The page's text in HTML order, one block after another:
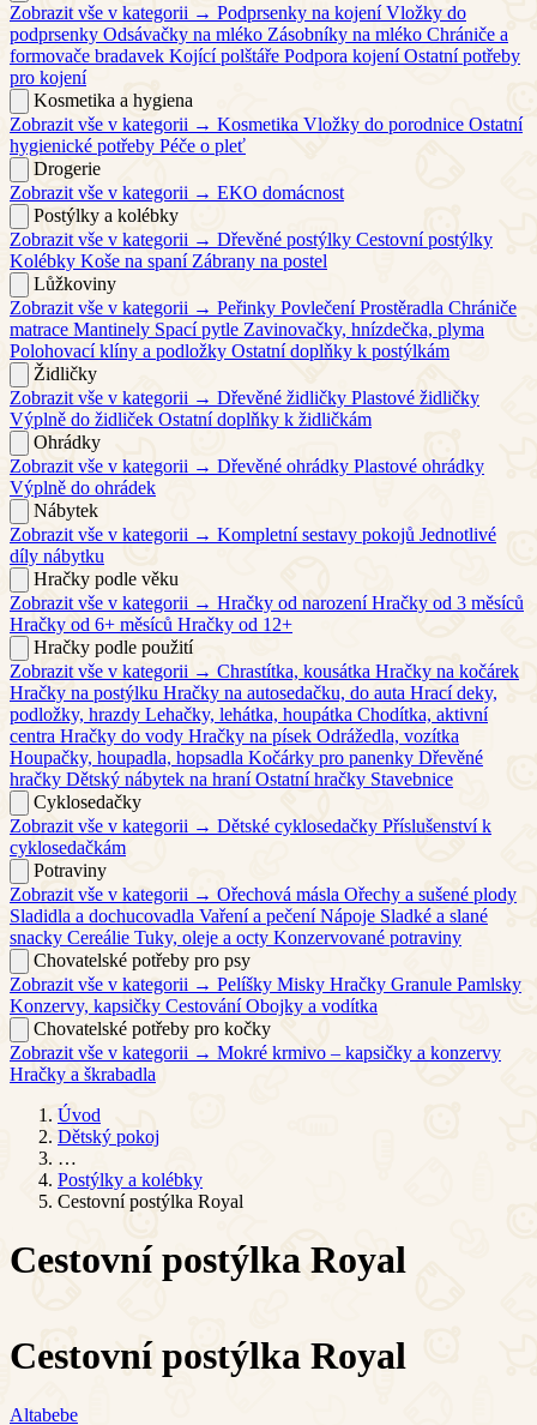
Zobrazit vše v kategorii → Podprsenky na kojení Vložky do
podprsenky Odsávačky na mléko Zásobníky na mléko Chrániče a
formovače bradavek Kojící polštáře Podpora kojení Ostatní potřeby
pro kojení
Kosmetika a hygiena
Zobrazit vše v kategorii → Kosmetika Vložky do porodnice Ostatní
hygienické potřeby Péče o pleť
Drogerie
Zobrazit vše v kategorii → EKO domácnost
Postýlky a kolébky
Zobrazit vše v kategorii → Dřevěné postýlky Cestovní postýlky
Kolébky Koše na spaní Zábrany na postel
Lůžkoviny
Zobrazit vše v kategorii → Peřinky Povlečení Prostěradla Chrániče
matrace Mantinely Spací pytle Zavinovačky, hnízdečka, plyma
Polohovací klíny a podložky Ostatní doplňky k postýlkám
Židličky
Zobrazit vše v kategorii → Dřevěné židličky Plastové židličky
Výplně do židliček Ostatní doplňky k židličkám
Ohrádky
Zobrazit vše v kategorii → Dřevěné ohrádky Plastové ohrádky
Výplně do ohrádek
Nábytek
Zobrazit vše v kategorii → Kompletní sestavy pokojů Jednotlivé
díly nábytku
Hračky podle věku
Zobrazit vše v kategorii → Hračky od narození Hračky od 3 měsíců
Hračky od 6+ měsíců Hračky od 12+
Hračky podle použití
Zobrazit vše v kategorii → Chrastítka, kousátka Hračky na kočárek
Hračky na postýlku Hračky na autosedačku, do auta Hrací deky,
podložky, hrazdy Lehačky, lehátka, houpátka Chodítka, aktivní
centra Hračky do vody Hračky na písek Odrážedla, vozítka
Houpačky, houpadla, hopsadla Kočárky pro panenky Dřevěné
hračky Dětský nábytek na hraní Ostatní hračky Stavebnice
Cyklosedačky
Zobrazit vše v kategorii → Dětské cyklosedačky Příslušenství k
cyklosedačkám
Potraviny
Zobrazit vše v kategorii → Ořechová másla Ořechy a sušené plody
Sladidla a dochucovadla Vaření a pečení Nápoje Sladké a slané
snacky Cereálie Tuky, oleje a octy Konzervované potraviny
Chovatelské potřeby pro psy
Zobrazit vše v kategorii → Pelíšky Misky Hračky Granule Pamlsky
Konzervy, kapsičky Cestování Obojky a vodítka
Chovatelské potřeby pro kočky
Zobrazit vše v kategorii → Mokré krmivo – kapsičky a konzervy
Hračky a škrabadla
Úvod
Dětský pokoj
…
Postýlky a kolébky
Cestovní postýlka Royal
Cestovní postýlka Royal
Cestovní postýlka Royal
Altabebe